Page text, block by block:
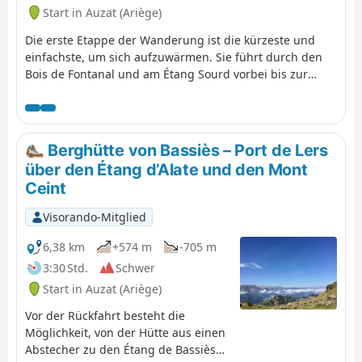
Start in Auzat (Ariège)
Die erste Etappe der Wanderung ist die kürzeste und
einfachste, um sich aufzuwärmen. Sie führt durch den
Bois de Fontanal und am Étang Sourd vorbei bis zur
beträchtlich.
Berghütte von Bassiès – Port de Lers
über den Étang d’Alate und den Mont
Ceint
Visorando-Mitglied
6,38 km
+574 m
-705 m
3:30 Std.
Schwer
Start in Auzat (Ariège)
Vor der Rückfahrt besteht die
Möglichkeit, von der Hütte aus einen
Abstecher zu den Étang de Bassiès